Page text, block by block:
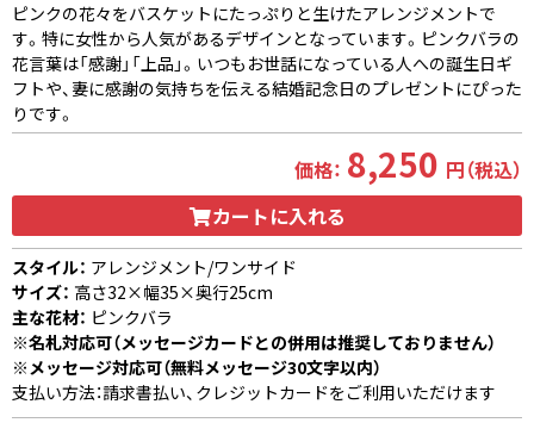
ピンクの花々をバスケットにたっぷりと生けたアレンジメントで
す。特に女性から人気があるデザインとなっています。ピンクバラの
花言葉は「感謝」「上品」。いつもお世話になっている人への誕生日ギ
フトや、妻に感謝の気持ちを伝える結婚記念日のプレゼントにぴった
りです。
価格： 8,250 円（税込）
カートに入れる
スタイル： アレンジメント/ワンサイド
サイズ： 高さ32×幅35×奥行25cm
主な花材： ピンクバラ
※名札対応可（メッセージカードとの併用は推奨しておりません）
※メッセージ対応可（無料メッセージ30文字以内）
支払い方法：請求書払い、クレジットカードをご利用いただけます